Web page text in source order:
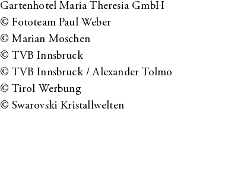
Gartenhotel Maria TheresiaGmbH
©Fototeam Paul Weber
© Marian Moschen
© TVB Innsbruck
© TVB Innsbruck / Alexander Tolmo
© Tirol Werbung
© Swarovski Kristallwelten